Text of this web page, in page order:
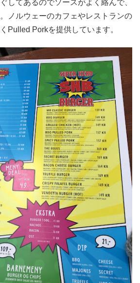
してあるのでソースがよく絡んで、
ノルウェーのカフェやレストランの
Pulled Porkを提供しています。